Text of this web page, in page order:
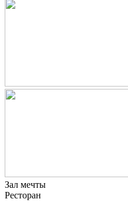
Зал мечты
Ресторан